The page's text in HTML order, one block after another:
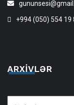
+994 (050) 554 19
ARXIVLƏR
Arxivlər